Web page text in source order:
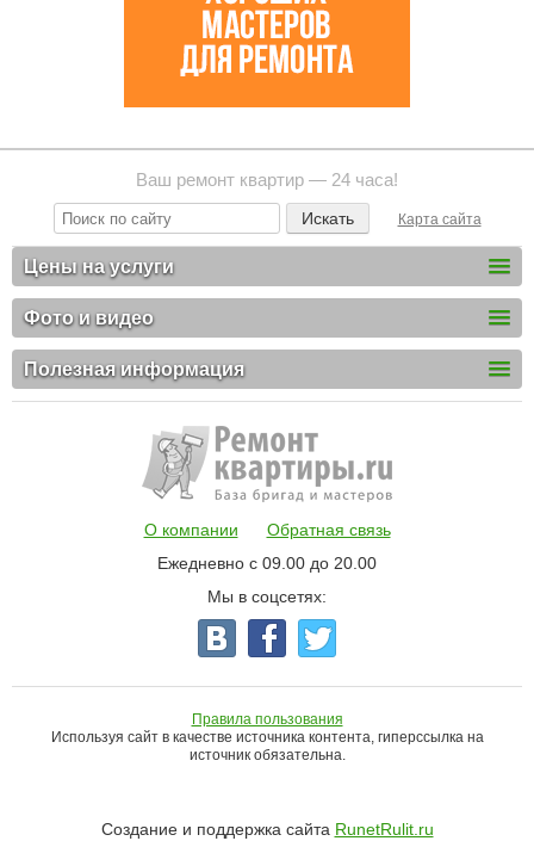
Ваш ремонт квартир — 24 часа!
Карта сайта
Цены на услуги
Фото и видео
Полезная информация
О компании
Обратная связь
Ежедневно с 09.00 до 20.00
Мы в соцсетях:
Правила пользования
Используя сайт в качестве источника контента, гиперссылка на
источник обязательна.
Создание и поддержка сайта RunetRulit.ru